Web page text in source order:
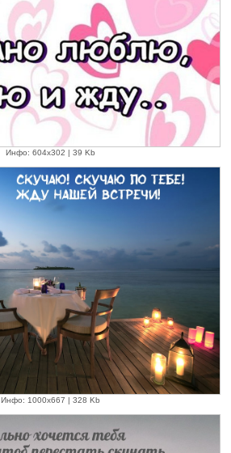
Инфо: 604х302 | 39 Kb
Инфо: 1000х667 | 328 Kb